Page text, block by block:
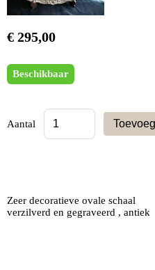
€ 295,00
Beschikbaar
Aantal
Zeer decoratieve ovale schaal
verzilverd en gegraveerd , antiek